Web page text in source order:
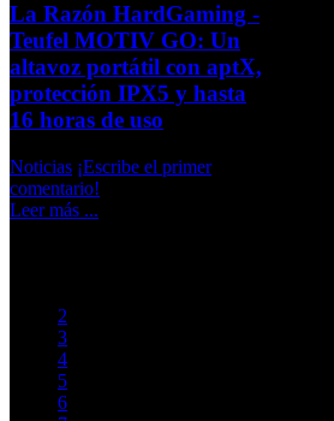
La Razón HardGaming -
Teufel MOTIV GO: Un
altavoz portátil con aptX,
protección IPX5 y hasta
16 horas de uso
Noticias ¡Escribe el primer
comentario!
Leer más ...
2
3
4
5
6